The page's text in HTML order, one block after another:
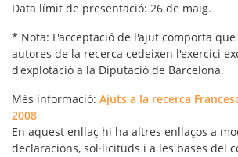
Data límit de presentació: 26 de maig.
* Nota: L'acceptació de l'ajut comporta
autores de la recerca cedeixen l'exercici
d'explotació a la Diputació de Barcelona.
Més informació: Ajuts a la recerca
2008
En aquest enllaç hi ha altres enllaços a
declaracions, sol·licituds i a les bases del